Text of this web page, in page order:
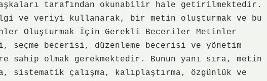
tarafından okunabilir hale getirilmektedir.
ve veriyi kullanarak, bir metin oluşturmak ve bu
Oluşturmak İçin Gerekli Beceriler Metinler
seçme becerisi, düzenleme becerisi ve yönetim
olmak gerekmektedir. Bunun yanı sıra, metin
sistematik çalışma, kalıplaştırma, özgünlük ve